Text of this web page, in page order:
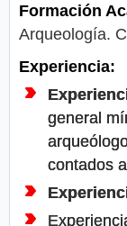
Formación
Arqueología.
Experiencia:
general
contados